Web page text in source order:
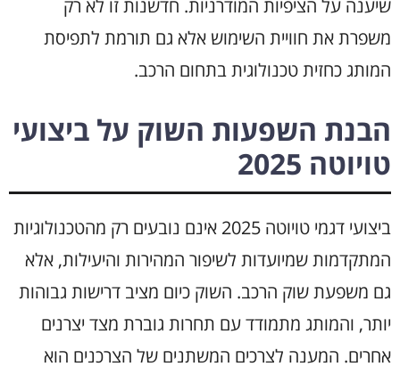
שיענה על הציפיות המודרניות. חדשנות זו לא רק
משפרת את חוויית השימוש אלא גם תורמת לתפיסת
המותג כחזית טכנולוגית בתחום הרכב.
הבנת השפעות השוק על ביצועי
טויוטה 2025
ביצועי דגמי טויוטה 2025 אינם נובעים רק מהטכנולוגיות
המתקדמות שמיועדות לשיפור המהירות והיעילות, אלא
גם משפעת שוק הרכב. השוק כיום מציב דרישות גבוהות
יותר, והמותג מתמודד עם תחרות גוברת מצד יצרנים
אחרים. המענה לצרכים המשתנים של הצרכנים הוא